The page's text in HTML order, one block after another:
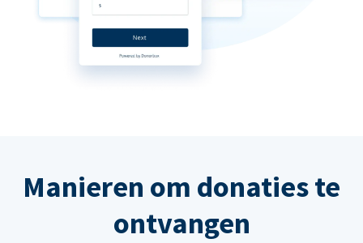
Manieren om donaties te
ontvangen